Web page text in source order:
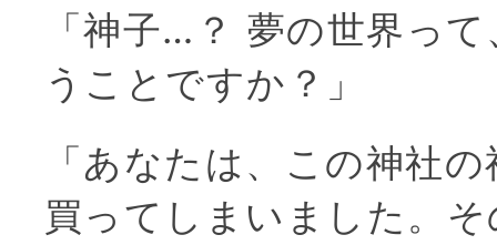
「神子…？ 夢の世界っ
うことですか？」
「あなたは、この神社
買ってしまいました。